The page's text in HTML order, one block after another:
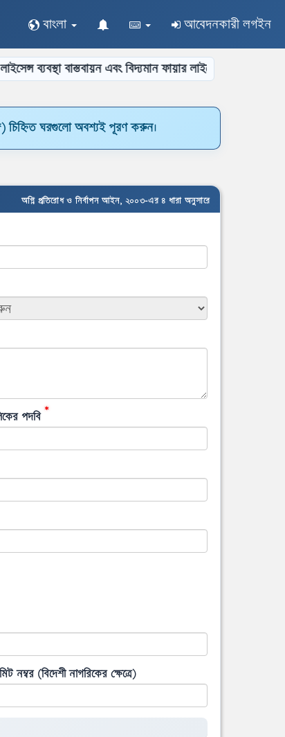
বাংলা আবেদনকারী লগইন
বাস্তবায়ন এবং বিদ্যমান ফায়ার লাইসেন্সসমূহের অন্তর্ভুক্তিকরণ:
চিহ্নিত ঘরগুলো অবশ্যই পূরণ করুন।
অগ্নি প্রতিরোধ ও নির্বাপন আইন, ২০০৩-এর ৪ ধারা অনুসারে
পদবি *
নম্বর (বিদেশী নাগরিকের ক্ষেত্রে)